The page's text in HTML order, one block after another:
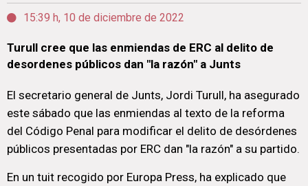
15:39 h, 10 de diciembre de 2022
Turull cree que las enmiendas de ERC al delito de
desordenes públicos dan "la razón" a Junts
El secretario general de Junts, Jordi Turull, ha asegurado
este sábado que las enmiendas al texto de la reforma
del Código Penal para modificar el delito de desórdenes
públicos presentadas por ERC dan "la razón" a su partido.
En un tuit recogido por Europa Press, ha explicado que